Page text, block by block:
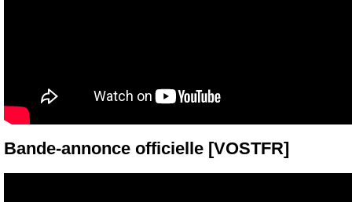
Bande-annonce officielle [VOSTFR]